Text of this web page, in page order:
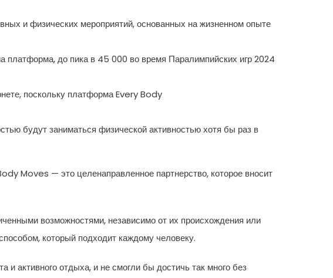
и физических мероприятий, основанных на жизненном опыте
платформа, до пика в 45 000 во время Паралимпийских игр 2024
поскольку платформа Every Body
будут заниматься физической активностью хотя бы раз в
Moves — это целенаправленное партнерство, которое вносит
возможностями, независимо от их происхождения или
который подходит каждому человеку.
активного отдыха, и не смогли бы достичь так много без